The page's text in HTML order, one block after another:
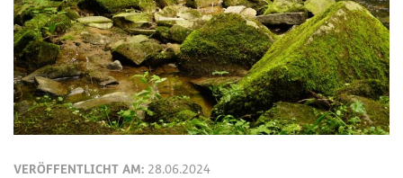
VERÖFFENTLICHT AM: 28.06.2024